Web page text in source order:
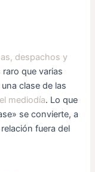
despachos y
que varias
clase de las
mediodía. Lo que
se convierte, a
fuera del